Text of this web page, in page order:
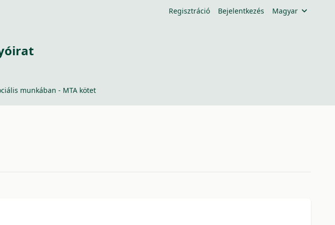
Regisztráció Bejelentkezés Magyar
munkában - MTA kötet